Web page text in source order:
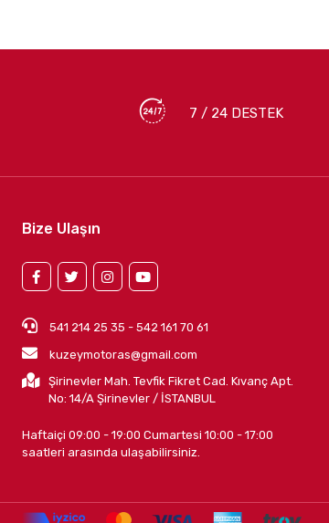
7 / 24 DESTEK
Bize Ulaşın
541 214 25 35 - 542 161 70 61
kuzeymotoras@gmail.com
Şirinevler Mah. Tevfik Fikret Cad. Kıvanç Apt.
No: 14/A Şirinevler / İSTANBUL
Haftaiçi 09:00 - 19:00 Cumartesi 10:00 - 17:00
saatleri arasında ulaşabilirsiniz.